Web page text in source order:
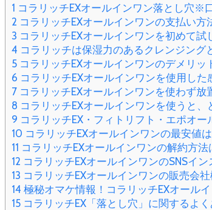
1 コラリッチEXオールインワン落とし穴※
2 コラリッチEXオールインワンの支払い方
3 コラリッチEXオールインワンを初めて試
4 コラリッチは保湿力のあるクレンジング
5 コラリッチEXオールインワンのデメリッ
6 コラリッチEXオールインワンを使用した
7 コラリッチEXオールインワンを使わず
8 コラリッチEXオールインワンを使うと
9 コラリッチEX・フィトリフト・エポオ
10 コラリッチEXオールインワンの最安値
11 コラリッチEXオールインワンの解約方
12 コラリッチEXオールインワンのSNSイ
13 コラリッチEXオールインワンの販売会
14 極秘オマケ情報！コラリッチEXオール
15 コラリッチEX「落とし穴」に関するよく